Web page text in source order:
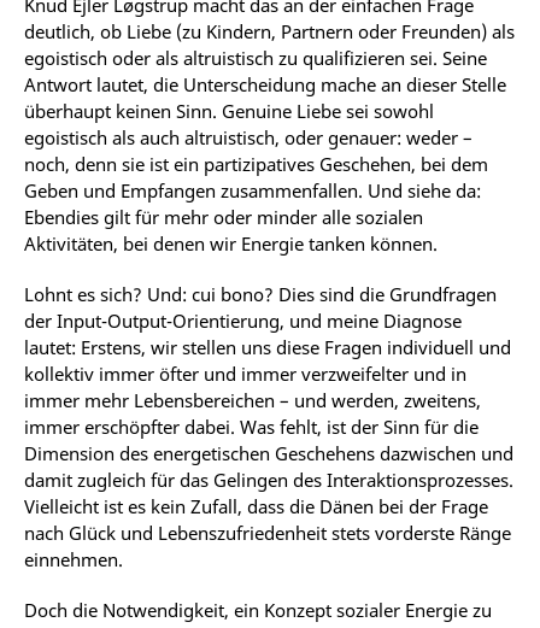
Knud Ejler Løgstrup macht das an der einfachen Frage
deutlich, ob Liebe (zu Kindern, Partnern oder Freunden) als
egoistisch oder als altruistisch zu qualifizieren sei. Seine
Antwort lautet, die Unterscheidung mache an dieser Stelle
überhaupt keinen Sinn. Genuine Liebe sei sowohl
egoistisch als auch altruistisch, oder genauer: weder –
noch, denn sie ist ein partizipatives Geschehen, bei dem
Geben und Empfangen zusammenfallen. Und siehe da:
Ebendies gilt für mehr oder minder alle sozialen
Aktivitäten, bei denen wir Energie tanken können.
Lohnt es sich? Und: cui bono? Dies sind die Grundfragen
der Input-Output-Orientierung, und meine Diagnose
lautet: Erstens, wir stellen uns diese Fragen individuell und
kollektiv immer öfter und immer verzweifelter und in
immer mehr Lebensbereichen – und werden, zweitens,
immer erschöpfter dabei. Was fehlt, ist der Sinn für die
Dimension des energetischen Geschehens dazwischen und
damit zugleich für das Gelingen des Interaktionsprozesses.
Vielleicht ist es kein Zufall, dass die Dänen bei der Frage
nach Glück und Lebenszufriedenheit stets vorderste Ränge
einnehmen.
Doch die Notwendigkeit, ein Konzept sozialer Energie zu